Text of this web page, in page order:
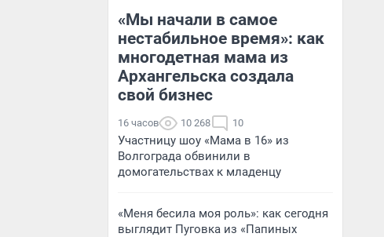
«Мы начали в самое
нестабильное время»: как
многодетная мама из
Архангельска создала
свой бизнес
16 часов 10 268 10
Участницу шоу «Мама в 16» из
Волгограда обвинили в
домогательствах к младенцу
«Меня бесила моя роль»: как сегодня
выглядит Пуговка из «Папиных